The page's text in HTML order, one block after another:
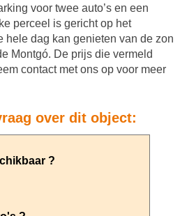
voor twee auto’s en een
perceel is gericht op het
hele dag kan genieten van de zon
Montgó. De prijs die vermeld
contact met ons op voor meer
over dit object: